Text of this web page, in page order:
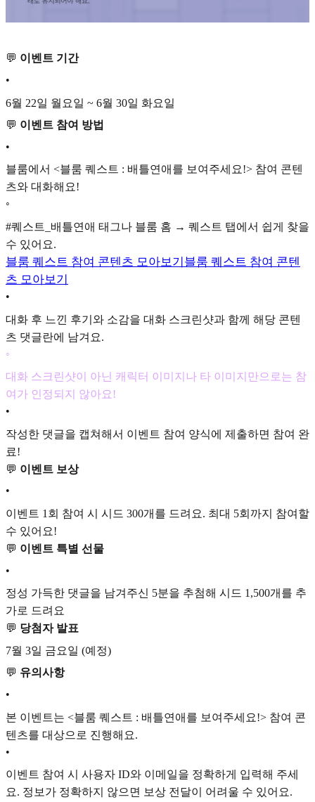
💬 이벤트 기간
•
6월 22일 월요일 ~ 6월 30일 화요일
💬 이벤트 참여 방법
•
블룸에서 <블룸 퀘스트 : 배틀연애를 보여주세요!> 참여 콘텐
츠와 대화해요!
◦
#퀘스트_배틀연애 태그나 블룸 홈 → 퀘스트 탭에서 쉽게 찾을
수 있어요.
블룸 퀘스트 참여 콘텐츠 모아보기 블룸 퀘스트 참여 콘텐
츠 모아보기
•
대화 후 느낀 후기와 소감을 대화 스크린샷과 함께 해당 콘텐
츠 댓글란에 남겨요.
◦
대화 스크린샷이 아닌 캐릭터 이미지나 타 이미지만으로는 참
여가 인정되지 않아요!
•
작성한 댓글을 캡쳐해서 이벤트 참여 양식에 제출하면 참여 완
료!
💬 이벤트 보상
•
이벤트 1회 참여 시 시드 300개를 드려요. 최대 5회까지 참여할
수 있어요!
💬 이벤트 특별 선물
•
정성 가득한 댓글을 남겨주신 5분을 추첨해 시드 1,500개를 추
가로 드려요
💬 당첨자 발표
7월 3일 금요일 (예정)
💬 유의사항
•
본 이벤트는 <블룸 퀘스트 : 배틀연애를 보여주세요!> 참여 콘
텐츠를 대상으로 진행해요.
•
이벤트 참여 시 사용자 ID와 이메일을 정확하게 입력해 주세
요. 정보가 정확하지 않으면 보상 전달이 어려울 수 있어요.